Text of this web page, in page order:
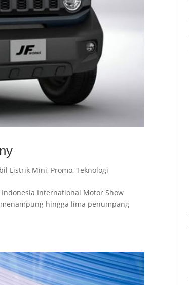
Listrik Mini, Promo,Teknologi
Indonesia International Motor Show
hingga lima penumpang